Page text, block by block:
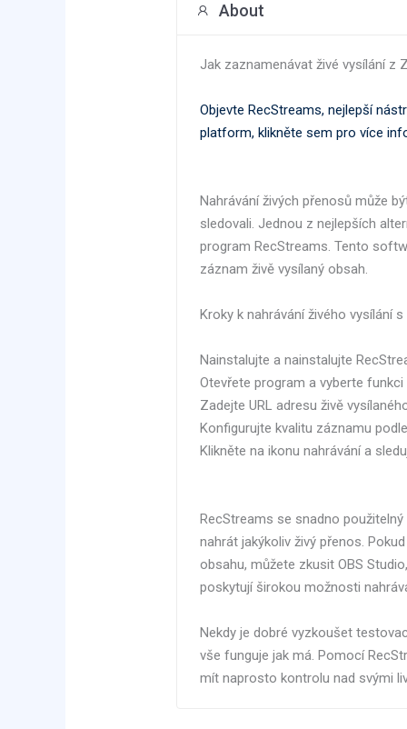
About
Jak zaznamenávat živé vysílání z
Objevte RecStreams, nejlepší
platform, klikněte sem pro více
Nahrávání živých přenosů může
sledovali. Jednou z nejlepších
program RecStreams. Tento
záznam živě vysílaný obsah.
Kroky k nahrávání živého vysílání
Nainstalujte a nainstalujte
Otevřete program a vyberte funkci
Zadejte URL adresu živě
Konfigurujte kvalitu záznamu
Klikněte na ikonu nahrávání a
RecStreams se snadno
nahrát jakýkoliv živý přenos.
obsahu, můžete zkusit OBS
poskytují širokou možnosti
Nekdy je dobré vyzkoušet
vše funguje jak má. Pomocí
mít naprosto kontrolu nad svými